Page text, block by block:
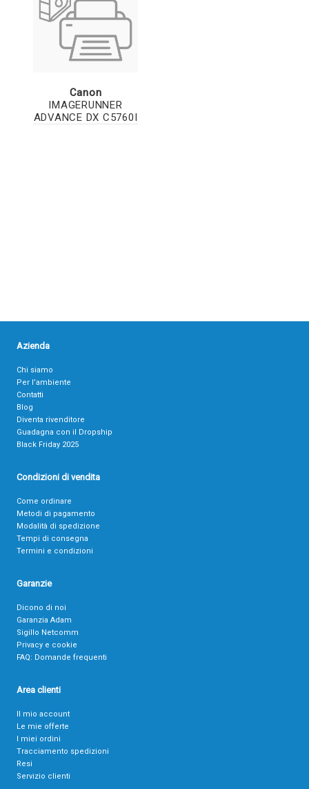
Canon
IMAGERUNNER
ADVANCE DX C5760I
Azienda
Chi siamo
Per l’ambiente
Contatti
Blog
Diventa rivenditore
Guadagna con il Dropship
Black Friday 2025
Condizioni di vendita
Come ordinare
Metodi di pagamento
Modalità di spedizione
Tempi di consegna
Termini e condizioni
Garanzie
Dicono di noi
Garanzia Adam
Sigillo Netcomm
Privacy e cookie
FAQ: Domande frequenti
Area clienti
Il mio account
Le mie offerte
I miei ordini
Tracciamento spedizioni
Resi
Servizio clienti